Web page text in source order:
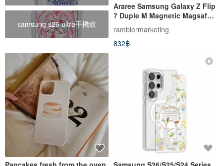
samsung s26 ultra手機殼
Araree Samsung Galaxy Z Flip
7 Duple M Magnetic Magsafe
Transparent Phone Case
ramblermarketing
832฿